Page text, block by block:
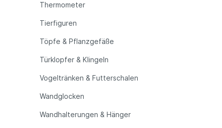
Thermometer
Tierfiguren
Töpfe & Pflanzgefäße
Türklopfer & Klingeln
Vogeltränken & Futterschalen
Wandglocken
Wandhalterungen & Hänger